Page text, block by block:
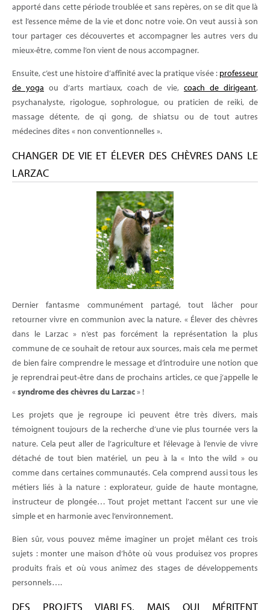
apporté dans cette période troublée et sans repères, on se dit que là
est l’essence même de la vie et donc notre voie. On veut aussi à son
tour partager ces découvertes et accompagner les autres vers du
mieux-être, comme l’on vient de nous accompagner.
Ensuite, c’est une histoire d’affinité avec la pratique visée : professeur
de yoga ou d’arts martiaux, coach de vie, coach de dirigeant,
psychanalyste, rigologue, sophrologue, ou praticien de reiki, de
massage détente, de qi gong, de shiatsu ou de tout autres
médecines dites « non conventionnelles ».
CHANGER DE VIE ET ÉLEVER DES CHÈVRES DANS LE
LARZAC
Dernier fantasme communément partagé, tout lâcher pour
retourner vivre en communion avec la nature. « Élever des chèvres
dans le Larzac » n’est pas forcément la représentation la plus
commune de ce souhait de retour aux sources, mais cela me permet
de bien faire comprendre le message et d’introduire une notion que
je reprendrai peut-être dans de prochains articles, ce que j’appelle le
«syndrome des chèvres du Larzac» !
Les projets que je regroupe ici peuvent être très divers, mais
témoignent toujours de la recherche d’une vie plus tournée vers la
nature. Cela peut aller de l’agriculture et l’élevage à l’envie de vivre
détaché de tout bien matériel, un peu à la « Into the wild » ou
comme dans certaines communautés. Cela comprend aussi tous les
métiers liés à la nature : explorateur, guide de haute montagne,
instructeur de plongée… Tout projet mettant l’accent sur une vie
simple et en harmonie avec l’environnement.
Bien sûr, vous pouvez même imaginer un projet mêlant ces trois
sujets : monter une maison d’hôte où vous produisez vos propres
produits frais et où vous animez des stages de développements
personnels….
DES PROJETS VIABLES, MAIS QUI MÉRITENT